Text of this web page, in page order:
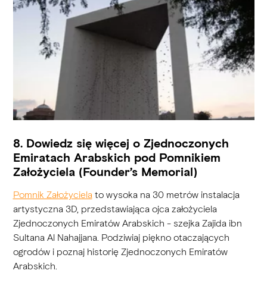
8. Dowiedz się więcej o Zjednoczonych
Emiratach Arabskich pod Pomnikiem
Założyciela (Founder’s Memorial)
Pomnik Założyciela to wysoka na 30 metrów instalacja
artystyczna 3D, przedstawiająca ojca założyciela
Zjednoczonych Emiratów Arabskich - szejka Zajida ibn
Sultana Al Nahajjana. Podziwiaj piękno otaczających
ogrodów i poznaj historię Zjednoczonych Emiratów
Arabskich.